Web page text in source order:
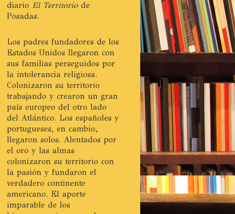
diario El Territoriode
Posadas.
Los padres fundadores de los
Estados Unidos llegaron con
sus familias perseguidos por
la intolerancia religiosa.
Colonizaron su territorio
trabajando y crearon un gran
país europeo del otro lado
del Atlántico. Los españoles y
portugueses, en cambio,
llegaron solos. Alentados por
el oro y las almas
colonizaron su territorio con
la pasión y fundaron el
verdadero continente
americano. El aporte
imparable de los